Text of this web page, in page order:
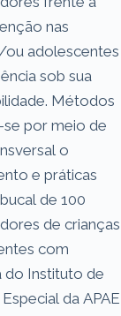
nas
ou adolescentes
sob sua
Métodos
se por meio de
o
e práticas
de 100
de crianças
com
do Instituto de
da APAE